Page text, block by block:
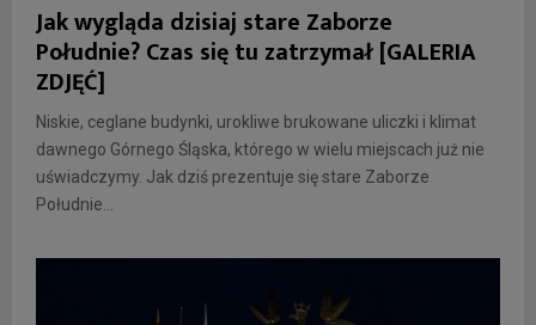
Jak wygląda dzisiaj stare Zaborze
Południe? Czas się tu zatrzymał [GALERIA
ZDJĘĆ]
Niskie, ceglane budynki, urokliwe brukowane uliczki i klimat
dawnego Górnego Śląska, którego w wielu miejscach już nie
uświadczymy. Jak dziś prezentuje się stare Zaborze
Południe...